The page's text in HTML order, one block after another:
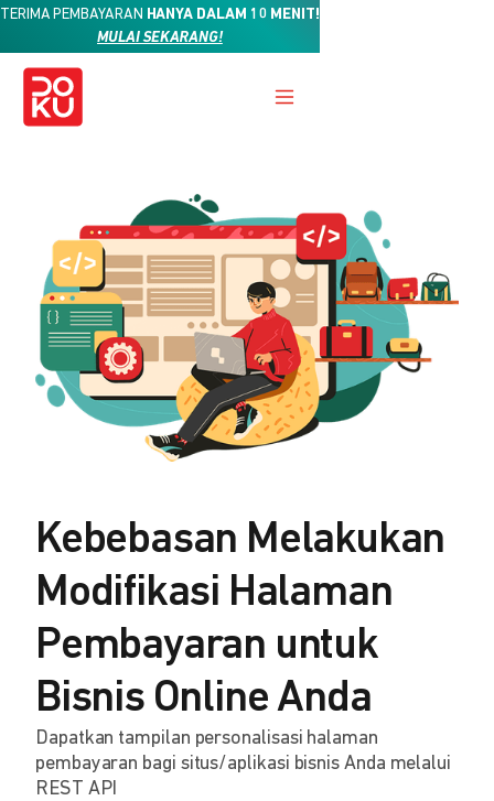
TERIMA PEMBAYARAN HANYA DALAM 10 MENIT!
MULAI SEKARANG!
Kebebasan Melakukan
Modifikasi Halaman
Pembayaran untuk
Bisnis Online Anda
Dapatkan tampilan personalisasi halaman
pembayaran bagi situs/aplikasi bisnis Anda melalui
REST API